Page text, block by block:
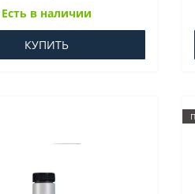
Есть в наличии
КУПИТЬ